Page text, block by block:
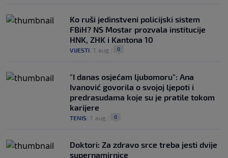
Ko ruši jedinstveni policijski sistem
FBiH? NS Mostar prozvala institucije
HNK, ZHK i Kantona 10
VIJESTI 7. aug. 0
"I danas osjećam ljubomoru": Ana
Ivanović govorila o svojoj ljepoti i
predrasudama koje su je pratile tokom
karijere
TENIS 7. aug. 0
Doktori: Za zdravo srce treba jesti dvije
supernamirnice